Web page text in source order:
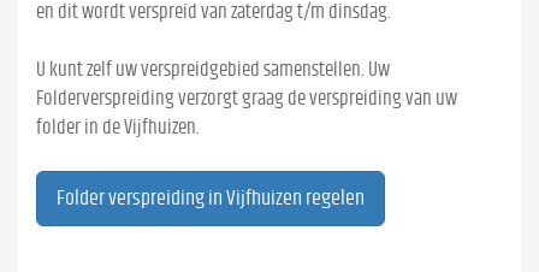
en dit wordt verspreid van zaterdag t/m dinsdag.
U kunt zelf uw verspreidgebied samenstellen. Uw
Folderverspreiding verzorgt graag de verspreiding van uw
folder in de Vijfhuizen.
Folder verspreiding in Vijfhuizen regelen